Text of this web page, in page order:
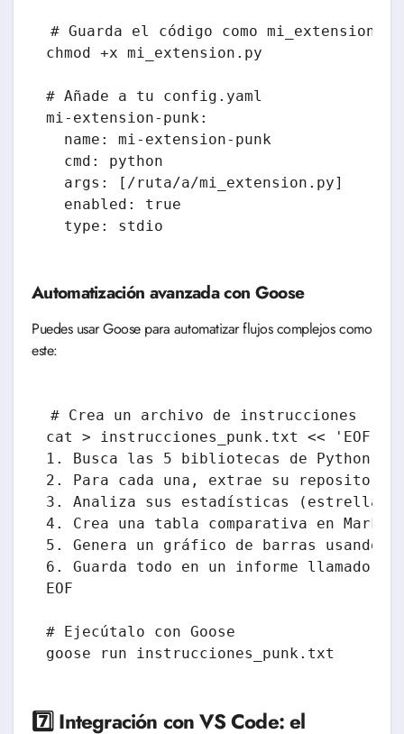
# Guarda el código como mi_extension.py
chmod +x mi_extension.py
# Añade a tu config.yaml
mi-extension-punk:
  name: mi-extension-punk
  cmd: python
  args: [/ruta/a/mi_extension.py]
  enabled: true
  type: stdio
Automatización avanzada con Goose
Puedes usar Goose para automatizar flujos complejos como
este:
# Crea un archivo de instrucciones
cat > instrucciones_punk.txt << 'EOF'
1. Busca las 5 bibliotecas de Python
2. Para cada una, extrae su repositorio
3. Analiza sus estadísticas
4. Crea una tabla comparativa en
5. Genera un gráfico de barras usando
6. Guarda todo en un informe llamado
EOF
# Ejecútalo con Goose
goose run instrucciones_punk.txt
7️⃣ Integración con VS Code: el